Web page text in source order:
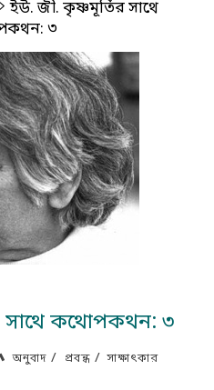
ইউ. জী. কৃষ্ণমূর্তির সাথে
৩
সাথে কথোপকথন: ৩
অনুবাদ / প্রবন্ধ/ সাক্ষাৎকার